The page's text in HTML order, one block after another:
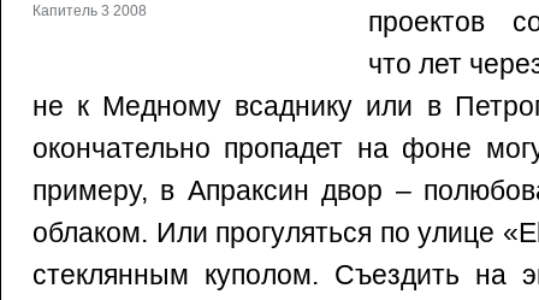
Капитель 3 2008
проектов
что лет
не к Медному всаднику или в
окончательно пропадет на фоне
примеру, в Апраксин двор –
облаком. Или прогуляться по улице
стеклянным куполом. Съездить на